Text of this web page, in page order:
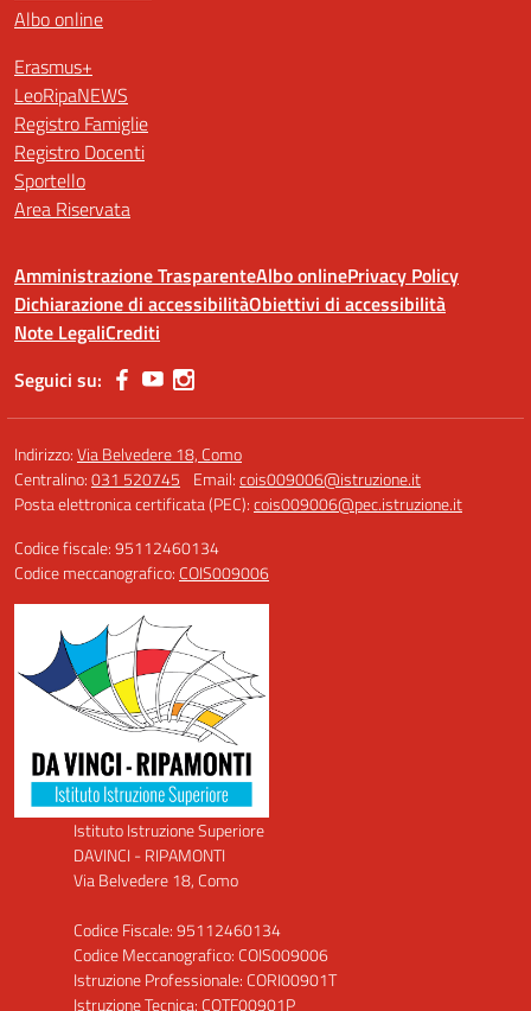
Albo online
Erasmus+
LeoRipaNEWS
Registro Famiglie
Registro Docenti
Sportello
Area Riservata
Amministrazione TrasparenteAlbo onlinePrivacy Policy
Dichiarazione di accessibilitàObiettivi di accessibilità
Note LegaliCrediti
Seguici su:
Indirizzo:Via Belvedere 18, Como
Centralino:031 520745 Email:cois009006@istruzione.it
Posta elettronica certificata (PEC):cois009006@pec.istruzione.it
Codice fiscale: 95112460134
Codice meccanografico: COIS009006
Istituto Istruzione Superiore
DAVINCI - RIPAMONTI
Via Belvedere 18, Como
Codice Fiscale: 95112460134
Codice Meccanografico: COIS009006
Istruzione Professionale: CORI00901T
Istruzione Tecnica: COTF00901P